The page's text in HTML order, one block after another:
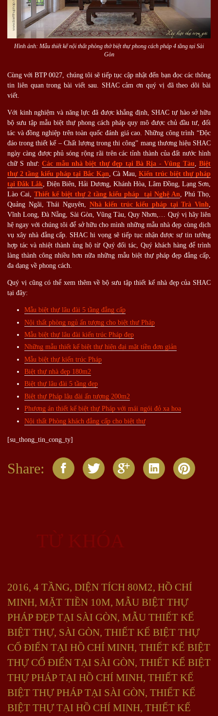
Hình ảnh: Mẫu thiết kế nội thất phòng thờ biệt thự phong cách pháp 4 tầng tại Sài
Gòn
Cùng với BTP 0027, chúng tôi sẽ tiếp tục cập nhật đến bạn đọc các thông
tin liên quan trong bài viết sau. SHAC cảm ơn quý vị đã theo dõi bài
viết.
Với kinh nghiệm và năng lực đã được khẳng định, SHAC tự hào sở hữu
bộ sưu tập mẫu biệt thự phong cách pháp quy mô được chủ đầu tư, đối
tác và đồng nghiệp trên toàn quốc đánh giá cao. Những công trình “Độc
đáo trong thiết kế – Chất lượng trong thi công” mang thương hiệu SHAC
ngày càng được phủ sóng rộng rãi trên các tỉnh thành của đất nước hình
chữ S như:Các mẫu nhà biệt thự đẹp tại Bà Rịa - Vũng Tàu,Biệt
thự 2 tầng kiểu pháp tại Bắc Kạn, Cà Mau,Kiến trúc biệt thự pháp
tại Đắk Lắk, Điện Biên, Hải Dương, Khánh Hòa, Lâm Đồng, Lạng Sơn,
Lào Cai, Thiết kế biệt thự 2 tầng kiểu pháp tại Nghệ An, Phú Thọ,
Quảng Ngãi, Thái Nguyên, Nhà kiến trúc kiểu pháp tại Trà Vinh,
Vĩnh Long, Đà Nẵng, Sài Gòn, Vũng Tàu, Quy Nhơn,… Quý vị hãy liên
hệ ngay với chúng tôi để sở hữu cho mình những mẫu nhà đẹp cùng dịch
vụ xây nhà đẳng cấp. SHAC hi vọng sẽ tiếp tục nhận được sự tin tưởng
hợp tác và nhiệt thành ủng hộ từ Quý đối tác, Quý khách hàng để trình
làng thành công nhiều hơn nữa những mẫu biệt thự pháp đẹp đẳng cấp,
đa dạng về phong cách.
Quý vị cũng có thể xem thêm về bộ sưu tập thiết kế nhà đẹp của SHAC
tại đây:
Mẫu biệt thự lâu đài 5 tầng đẳng cấp
Nội thất phòng ngủ ấn tượng cho biệt thư Pháp
Mẫu biệt thự lâu đài kiến trúc Pháp đẹp
Những mẫu thiết kế biệt thự hiện đại mặt tiền đơn giản
Mẫu biệt thự kiến trúc Pháp
Biệt thự nhà đẹp 180m2
Biệt thự lâu đài 5 tầng đẹp
Biệt thự Pháp lâu đài ấn tượng 200m2
Phương án thiết kế biệt thự Pháp với mái ngói đỏ xa hoa
Nội thất Phòng khách đẳng cấp cho biệt thự
[su_thong_tin_cong_ty]
Share:
TỪ KHÓA
2016, 4 TẦNG, DIỆN TÍCH 80M2, HỒ CHÍ
MINH, MẶT TIỀN 10M, MẪU BIỆT THỰ
PHÁP ĐẸP TẠI SÀI GÒN, MẪU THIẾT KẾ
BIỆT THỰ, SÀI GÒN, THIẾT KẾ BIỆT THỰ
CỔ ĐIỂN TẠI HỒ CHÍ MINH, THIẾT KẾ BIỆT
THỰ CỔ ĐIỂN TẠI SÀI GÒN, THIẾT KẾ BIỆT
THỰ PHÁP TẠI HỒ CHÍ MINH, THIẾT KẾ
BIỆT THỰ PHÁP TẠI SÀI GÒN, THIẾT KẾ
BIỆT THỰ TẠI HỒ CHÍ MINH, THIẾT KẾ